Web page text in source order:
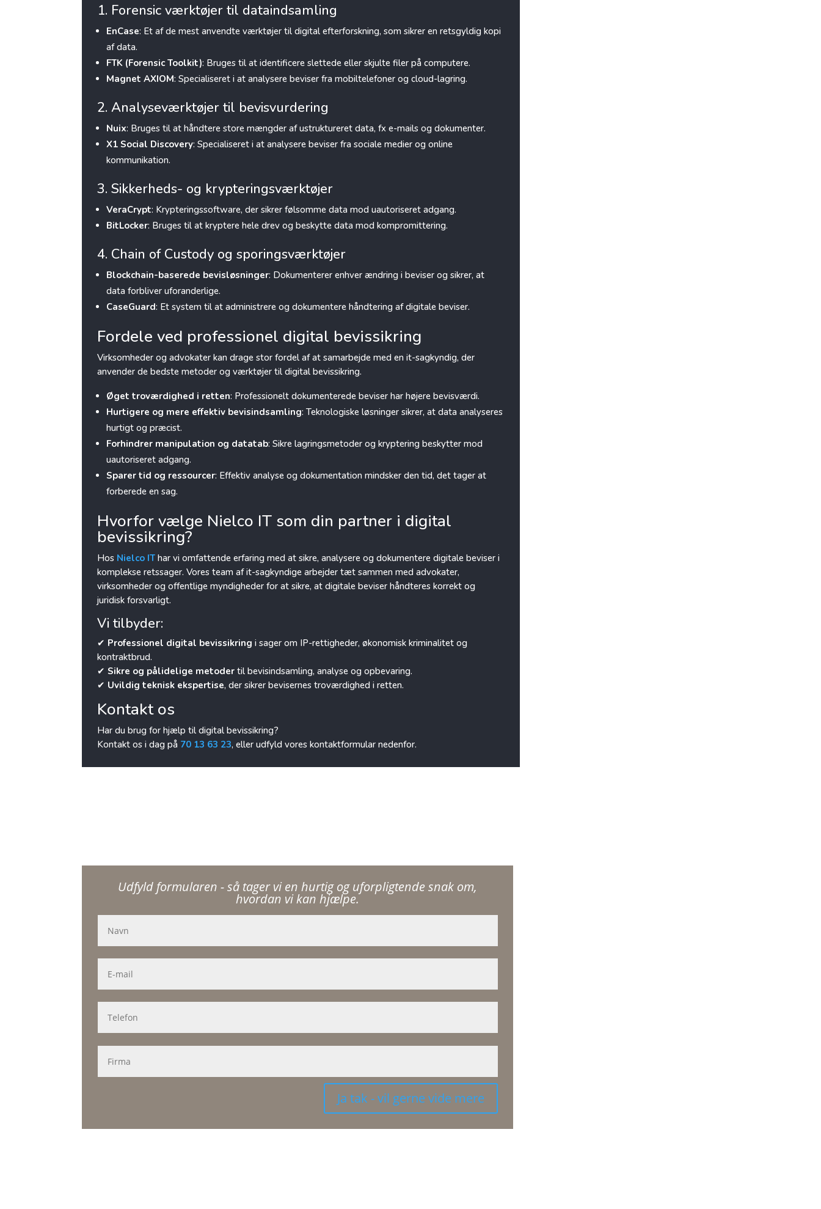
1. Forensic værktøjer til dataindsamling
EnCase: Et af de mest anvendte værktøjer til digital efterforskning, som sikrer en retsgyldig kopi
af data.
FTK (Forensic Toolkit): Bruges til at identificere slettede eller skjulte filer på computere.
Magnet AXIOM: Specialiseret i at analysere beviser fra mobiltelefoner og cloud-lagring.
2. Analyseværktøjer til bevisvurdering
Nuix: Bruges til at håndtere store mængder af ustruktureret data, fx e-mails og dokumenter.
X1 Social Discovery: Specialiseret i at analysere beviser fra sociale medier og online
kommunikation.
3. Sikkerheds- og krypteringsværktøjer
VeraCrypt: Krypteringssoftware, der sikrer følsomme data mod uautoriseret adgang.
BitLocker: Bruges til at kryptere hele drev og beskytte data mod kompromittering.
4. Chain of Custody og sporingsværktøjer
Blockchain-baserede bevisløsninger: Dokumenterer enhver ændring i beviser og sikrer, at
data forbliver uforanderlige.
CaseGuard: Et system til at administrere og dokumentere håndtering af digitale beviser.
Fordele ved professionel digital bevissikring
Virksomheder og advokater kan drage stor fordel af at samarbejde med en it-sagkyndig, der
anvender de bedste metoder og værktøjer til digital bevissikring.
Øget troværdighed i retten: Professionelt dokumenterede beviser har højere bevisværdi.
Hurtigere og mere effektiv bevisindsamling: Teknologiske løsninger sikrer, at data analyseres
hurtigt og præcist.
Forhindrer manipulation og datatab: Sikre lagringsmetoder og kryptering beskytter mod
uautoriseret adgang.
Sparer tid og ressourcer: Effektiv analyse og dokumentation mindsker den tid, det tager at
forberede en sag.
Hvorfor vælge Nielco IT som din partner i digital
bevissikring?
Hos Nielco IT har vi omfattende erfaring med at sikre, analysere og dokumentere digitale beviser i
komplekse retssager. Vores team af it-sagkyndige arbejder tæt sammen med advokater,
virksomheder og offentlige myndigheder for at sikre, at digitale beviser håndteres korrekt og
juridisk forsvarligt.
Vi tilbyder:
✔ Professionel digital bevissikring i sager om IP-rettigheder, økonomisk kriminalitet og
kontraktbrud.
✔Sikre og pålidelige metoder til bevisindsamling, analyse og opbevaring.
✔ Uvildig teknisk ekspertise, der sikrer bevisernes troværdighed i retten.
Kontakt os
Har du brug for hjælp til digital bevissikring?
Kontakt os i dag på 70 13 63 23, eller udfyld vores kontaktformular nedenfor.
Udfyld formularen - så tager vi en hurtig og uforpligtende snak om,
hvordan vi kan hjælpe.
Ja tak - vil gerne vide mere